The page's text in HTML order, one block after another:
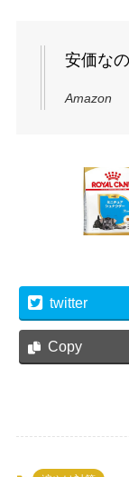
安価な
Amazon
twitter
Copy